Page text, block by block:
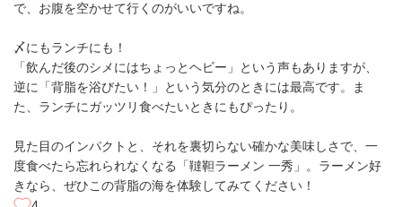
で、お腹を空かせて行くのがいいですね。
〆にもランチにも！
「飲んだ後のシメにはちょっとヘビー」という声もありますが、
逆に「背脂を浴びたい！」という気分のときには最高です。ま
た、ランチにガッツリ食べたいときにもぴったり。
見た目のインパクトと、それを裏切らない確かな美味しさで、一
度食べたら忘れられなくなる「韃靼ラーメン 一秀」。ラーメン好
きなら、ぜひこの背脂の海を体験してみてください！